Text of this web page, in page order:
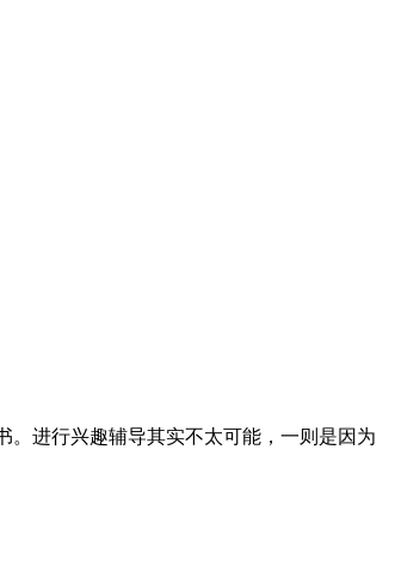
。进行兴趣辅导其实不太可能，一则是因为